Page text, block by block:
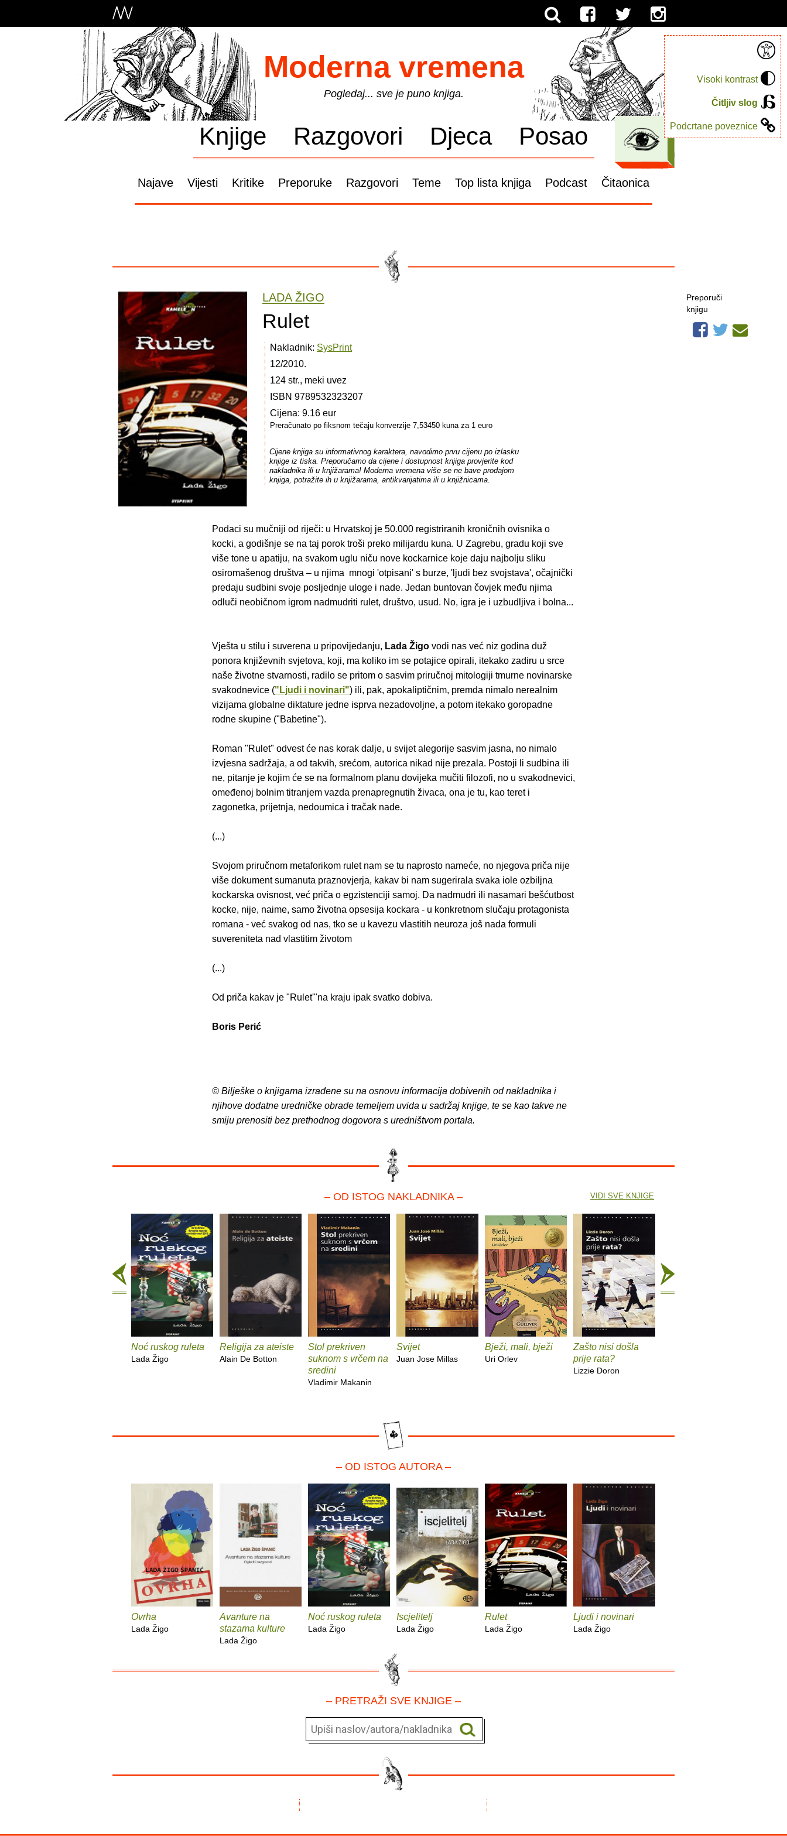
Visoki kontrast
Čitljiv slog
Podcrtane poveznice
Moderna vremena
Pogledaj... sve je puno knjiga.
Knjige Razgovori Djeca Posao
Najave Vijesti Kritike Preporuke Razgovori Teme Top lista knjiga Podcast Čitaonica
LADA ŽIGO
Rulet
Nakladnik: SysPrint
12/2010.
124 str., meki uvez
ISBN 9789532323207
Cijena: 9.16 eur
Preračunato po fiksnom tečaju konverzije 7,53450 kuna za 1 euro
Cijene knjiga su informativnog karaktera, navodimo prvu cijenu po izlasku
knjige iz tiska. Preporučamo da cijene i dostupnost knjiga provjerite kod
nakladnika ili u knjižarama! Moderna vremena više se ne bave prodajom
knjiga, potražite ih u knjižarama, antikvarijatima ili u knjižnicama.
Podaci su mučniji od riječi: u Hrvatskoj je 50.000 registriranih kroničnih ovisnika o
kocki, a godišnje se na taj porok troši preko milijardu kuna. U Zagrebu, gradu koji sve
više tone u apatiju, na svakom uglu niču nove kockarnice koje daju najbolju sliku
osiromašenog društva – u njima mnogi 'otpisani' s burze, 'ljudi bez svojstava', očajnički
predaju sudbini svoje posljednje uloge i nade. Jedan buntovan čovjek među njima
odluči neobičnom igrom nadmudriti rulet, društvo, usud. No, igra je i uzbudljiva i bolna...
Vješta u stilu i suverena u pripovijedanju, Lada Žigo vodi nas već niz godina duž
ponora književnih svjetova, koji, ma koliko im se potajice opirali, itekako zadiru u srce
naše životne stvarnosti, radilo se pritom o sasvim priručnoj mitologiji tmurne novinarske
svakodnevice ("Ljudi i novinari") ili, pak, apokaliptičnim, premda nimalo nerealnim
vizijama globalne diktature jedne isprva nezadovoljne, a potom itekako goropadne
rodne skupine ("Babetine").
Roman "Rulet" odvest će nas korak dalje, u svijet alegorije sasvim jasna, no nimalo
izvjesna sadržaja, a od takvih, srećom, autorica nikad nije prezala. Postoji li sudbina ili
ne, pitanje je kojim će se na formalnom planu dovijeka mučiti filozofi, no u svakodnevici,
omeđenoj bolnim titranjem vazda prenapregnutih živaca, ona je tu, kao teret i
zagonetka, prijetnja, nedoumica i tračak nade.
(...)
Svojom priručnom metaforikom rulet nam se tu naprosto nameće, no njegova priča nije
više dokument sumanuta praznovjerja, kakav bi nam sugerirala svaka iole ozbiljna
kockarska ovisnost, već priča o egzistenciji samoj. Da nadmudri ili nasamari bešćutbost
kocke, nije, naime, samo životna opsesija kockara - u konkretnom slučaju protagonista
romana - već svakog od nas, tko se u kavezu vlastitih neuroza još nada formuli
suvereniteta nad vlastitim životom
(...)
Od priča kakav je "Rulet'"na kraju ipak svatko dobiva.
Boris Perić
© Bilješke o knjigama izrađene su na osnovu informacija dobivenih od nakladnika i
njihove dodatne uredničke obrade temeljem uvida u sadržaj knjige, te se kao takve ne
smiju prenositi bez prethodnog dogovora s uredništvom portala.
Preporuči
knjigu
– OD ISTOG NAKLADNIKA –
Noć ruskog ruleta
Lada Žigo
Religija za ateiste
Alain De Botton
Stol prekriven
suknom s vrčem na
sredini
Vladimir Makanin
Svijet
Juan Jose Millas
Bježi, mali, bježi
Uri Orlev
Zašto nisi došla
prije rata?
Lizzie Doron
VIDI SVE KNJIGE
– OD ISTOG AUTORA –
Ovrha
Lada Žigo
Avanture na
stazama kulture
Lada Žigo
Noć ruskog ruleta
Lada Žigo
Iscjelitelj
Lada Žigo
Rulet
Lada Žigo
Ljudi i novinari
Lada Žigo
– PRETRAŽI SVE KNJIGE –